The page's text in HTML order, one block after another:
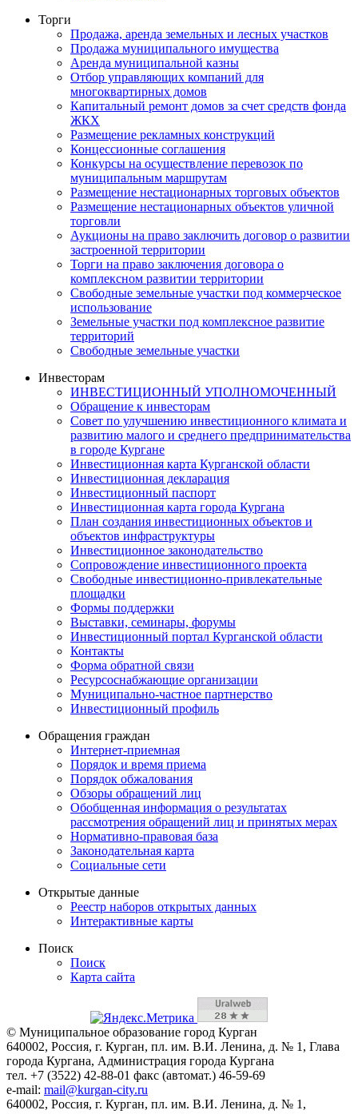
Торги
Продажа, аренда земельных и лесных участков
Продажа муниципального имущества
Аренда муниципальной казны
Отбор управляющих компаний для
многоквартирных домов
Капитальный ремонт домов за счет средств фонда
ЖКХ
Размещение рекламных конструкций
Концессионные соглашения
Конкурсы на осуществление перевозок по
муниципальным маршрутам
Размещение нестационарных торговых объектов
Размещение нестационарных объектов уличной
торговли
Аукционы на право заключить договор о развитии
застроенной территории
Торги на право заключения договора о
комплексном развитии территории
Свободные земельные участки под коммерческое
использование
Земельные участки под комплексное развитие
территорий
Свободные земельные участки
Инвесторам
ИНВЕСТИЦИОННЫЙ УПОЛНОМОЧЕННЫЙ
Обращение к инвесторам
Совет по улучшению инвестиционного климата и
развитию малого и среднего предпринимательства
в городе Кургане
Инвестиционная карта Курганской области
Инвестиционная декларация
Инвестиционный паспорт
Инвестиционная карта города Кургана
План создания инвестиционных объектов и
объектов инфраструктуры
Инвестиционное законодательство
Сопровождение инвестиционного проекта
Свободные инвестиционно-привлекательные
площадки
Формы поддержки
Выставки, семинары, форумы
Инвестиционный портал Курганской области
Контакты
Форма обратной связи
Ресурсоснабжающие организации
Муниципально-частное партнерство
Инвестиционный профиль
Обращения граждан
Интернет-приемная
Порядок и время приема
Порядок обжалования
Обзоры обращений лиц
Обобщенная информация о результатах
рассмотрения обращений лиц и принятых мерах
Нормативно-правовая база
Законодательная карта
Социальные сети
Открытые данные
Реестр наборов открытых данных
Интерактивные карты
Поиск
Поиск
Карта сайта
© Муниципальное образование город Курган
640002, Россия, г. Курган, пл. им. В.И. Ленина, д. № 1, Глава
города Кургана, Администрация города Кургана
тел. +7 (3522) 42-88-01 факс (автомат.) 46-59-69
e-mail: mail@kurgan-city.ru
640002, Россия, г. Курган, пл. им. В.И. Ленина, д. № 1,